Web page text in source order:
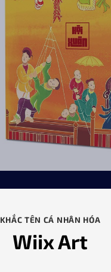
KHẮC TÊN CÁ NHÂN HÓA
Wiix Art